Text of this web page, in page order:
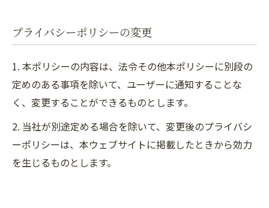
プライバシーポリシーの変更
1. 本ポリシーの内容は、法令その他本ポリシーに別段の
定めのある事項を除いて、ユーザーに通知することな
く、変更することができるものとします。
2. 当社が別途定める場合を除いて、変更後のプライバシ
ーポリシーは、本ウェブサイトに掲載したときから効力
を生じるものとします。